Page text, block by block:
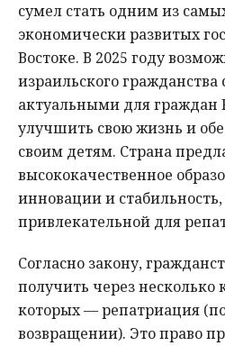
сумел стать одним из
экономически развитых
Востоке. В 2025 году
израильского гражданства
актуальными для
улучшить свою жизнь и
своим детям. Страна
высококачественное
инновации и стабильность,
привлекательной для
Согласно закону,
получить через несколько
которых — репатриация
возвращении). Это право